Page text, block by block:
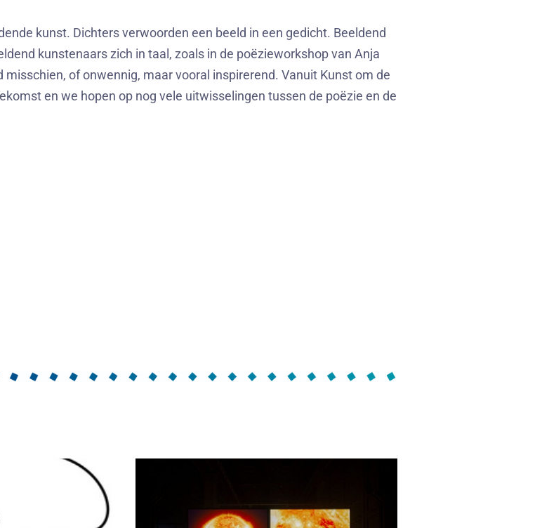
kunst. Dichters verwoorden een beeld in een gedicht. Beeldend
kunstenaars zich in taal, zoals in de poëzieworkshop van Anja
of onwennig, maar vooral inspirerend. Vanuit Kunst om de
en we hopen op nog vele uitwisselingen tussen de poëzie en de